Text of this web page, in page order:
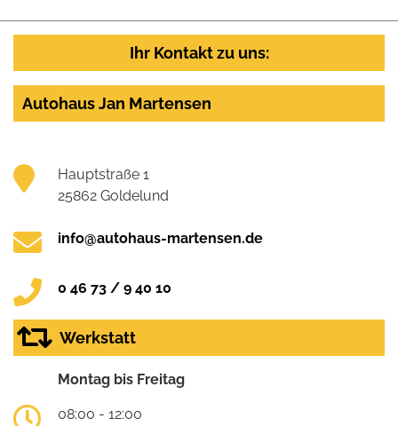
Ihr Kontakt zu uns:
Autohaus Jan Martensen
Hauptstraße 1
25862 Goldelund
info@autohaus-martensen.de
0 46 73 / 9 40 10
Werkstatt
Montag bis Freitag
08:00 - 12:00